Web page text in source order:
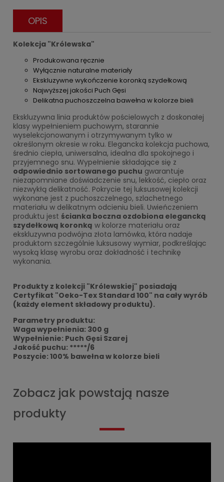
OPIS
Kolekcja "Królewska"
Produkowana ręcznie
Wyłącznie naturalne materiały
Ekskluzywne wykończenie koronką szydełkową
Najwyższej jakości Puch Gęsi
Delikatna puchoszczelna bawełna w kolorze bieli
Ekskluzywna linia produktów pościelowych z doskonałej
klasy wypełnieniem puchowym, starannie
wyselekcjonowanym i otrzymywanym tylko w
określonym okresie w roku. Elegancka kolekcja puchowa,
średnio ciepła, uniwersalna, idealna dla spokojnego i
przyjemnego snu. Wypełnienie składające się z
odpowiednio sortowanego puchu gwarantuje
niezapomniane doświadczenie snu, lekkość, ciepło oraz
niezwykłą delikatność. Pokrycie tej luksusowej kolekcji
wykonane jest z puchoszczelnego, szlachetnego
materiału w delikatnym odcieniu bieli. Uwieńczeniem
produktu jest ścianka boczna ozdobiona elegancką
szydełkową koronką w kolorze materiału oraz
ekskluzywna podwójna złota lamówka, która nadaje
produktom szczególnie luksusowy wymiar, podkreślając
wysoką klasę wyrobu oraz dokładność i technikę
wykonania.
Produkty z kolekcji "Królewskiej" posiadają
Certyfikat "Oeko-Tex Standard 100" na cały wyrób
(każdy element składowy produktu).
Parametry produktu:
Waga wypełnienia: 300 g
Wypełnienie: Puch Gęsi Szarej
Jakość puchu: *****/6
Poszycie: 100% bawełna w kolorze bieli
Zobacz jak powstają nasze
produkty